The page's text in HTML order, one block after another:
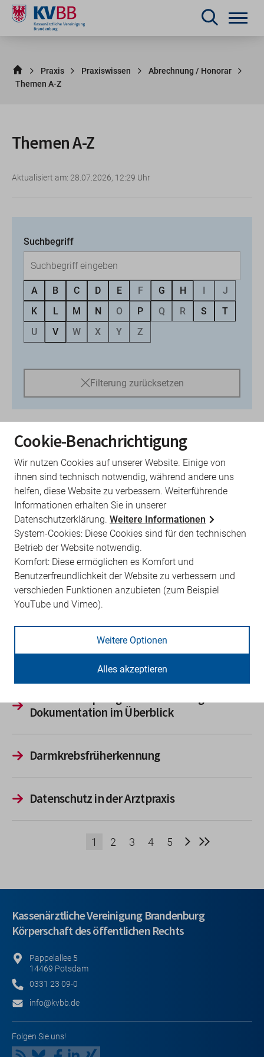
Praxis Praxiswissen
Abrechnung / Honorar
Themen A-Z
Themen A-Z
Aktualisiert am: 28.07.2026, 12:29 Uhr
Suchbegriff
A B C D E F G H I
J
K
L M N O P Q R S
T
U
V W X Y Z
Filterung zurücksetzen
Ärztlicher Bereitschaftsdienst (BD)
Asylbewerber mit elektronischer
Gesundheitskarte
Auskunfts- und Berichtspflicht
Ausland krankenversichert
Besuche, Mitbesuche, Wegepauschalen
Dokumentation im Überblick
Darmkrebsfrüherkennung
Datenschutz in der Arztpraxis
1 2 3 4 5
Nächste
Letzte
Kassenärztliche Vereinigung Brandenburg
Körperschaft des öffentlichen Rechts
Pappelallee 5
14469 Potsdam
0331 23 09-0
info@kvbb.de
Folgen Sie uns!
Cookie-Benachrichtigung
Wir nutzen Cookies auf unserer Website. Einige von
ihnen sind technisch notwendig, während andere uns
helfen, diese Website zu verbessern. Weiterführende
Informationen erhalten Sie in unserer
Datenschutzerklärung. Weitere Informationen
System-Cookies: Diese Cookies sind für den technischen
Betrieb der Website notwendig.
Komfort: Diese ermöglichen es Komfort und
Benutzerfreundlichkeit der Website zu verbessern und
verschieden Funktionen anzubieten (zum Beispiel
YouTube und Vimeo).
Weitere Optionen
Alles akzeptieren